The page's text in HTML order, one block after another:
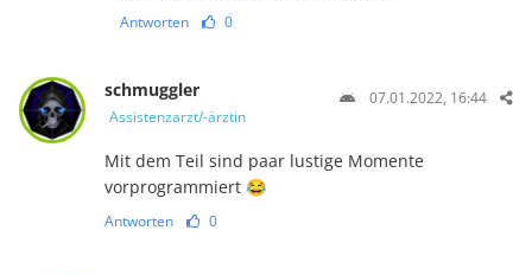
Antworten 0
schmuggler
Assistenzarzt/-ärztin
07.01.2022, 16:44
Mit dem Teil sind paar lustige Momente
vorprogrammiert 😂
Antworten 0